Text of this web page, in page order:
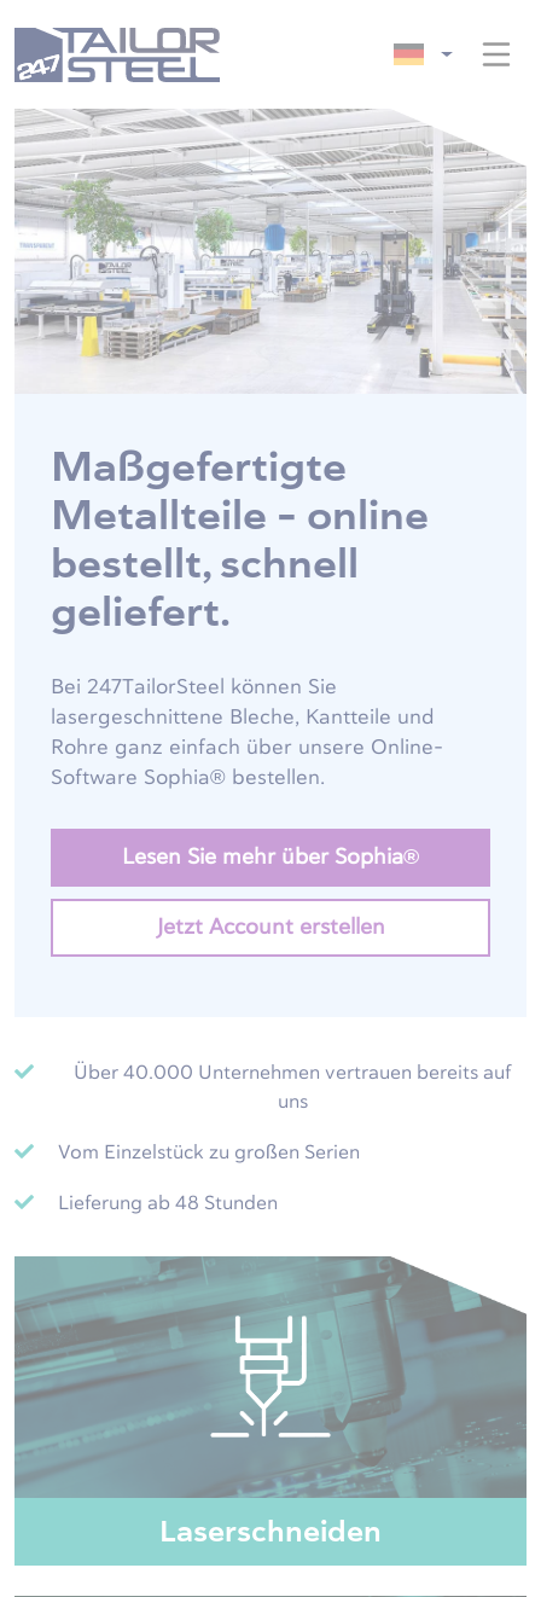
Maßgefertigte
Metallteile – online
bestellt, schnell
geliefert.
Bei 247TailorSteel können Sie
lasergeschnittene Bleche, Kantteile und
Rohre ganz einfach über unsere Online-
Software Sophia® bestellen.
Lesen Sie mehr über Sophia®
Jetzt Account erstellen
Über 40.000 Unternehmen vertrauen bereits auf
uns
Vom Einzelstück zu großen Serien
Lieferung ab 48 Stunden
Laserschneiden